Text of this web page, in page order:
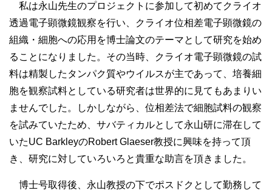
私は永山先生のプロジェクトに参加して初めてクライオ
透過電子顕微鏡観察を行い、クライオ位相差電子顕微鏡の
組織・細胞への応用を博士論文のテーマとして研究を始め
ることになりました。その当時、クライオ電子顕微鏡の試
料は精製したタンパク質やウイルスが主であって、培養細
胞を観察試料としている研究者は世界的に見てもあまりい
ませんでした。しかしながら、位相差法で細胞試料の観察
を試みていたため、サバティカルとして永山研に滞在して
いたUC BarkleyのRobert Glaeser教授に興味を持って頂
き、研究に対していろいろと貴重な助言を頂きました。
博士号取得後、永山教授の下でポスドクとして勤務して